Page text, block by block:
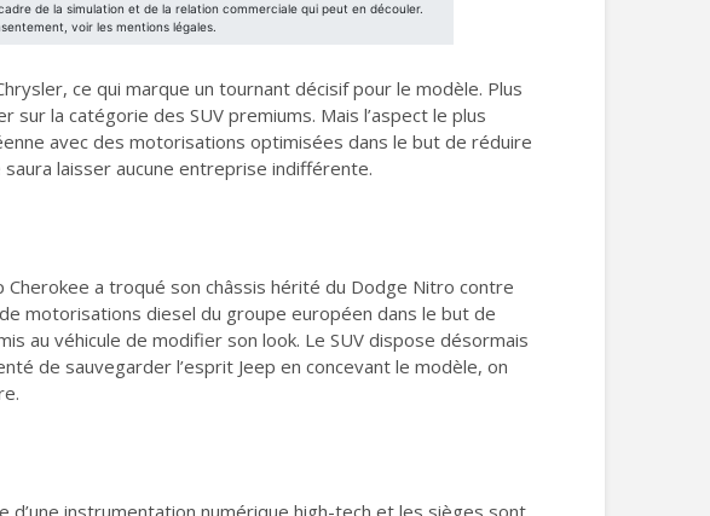
ce qui marque un tournant décisif pour le modèle. Plus
la catégorie des SUV premiums. Mais l’aspect le plus
avec des motorisations optimisées dans le but de réduire
laisser aucune entreprise indifférente.
Cherokee a troqué son châssis hérité du Dodge Nitro contre
motorisations diesel du groupe européen dans le but de
au véhicule de modifier son look. Le SUV dispose désormais
de sauvegarder l’esprit Jeep en concevant le modèle, on
d’une instrumentation numérique high-tech et les sièges sont